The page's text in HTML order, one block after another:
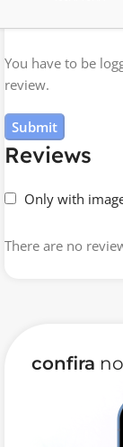
onde os
produtos.
clientes
loja coleta,
onde os
produtos.
encontrar
Reviews
Only with
There are no
You have to be
review.
confira